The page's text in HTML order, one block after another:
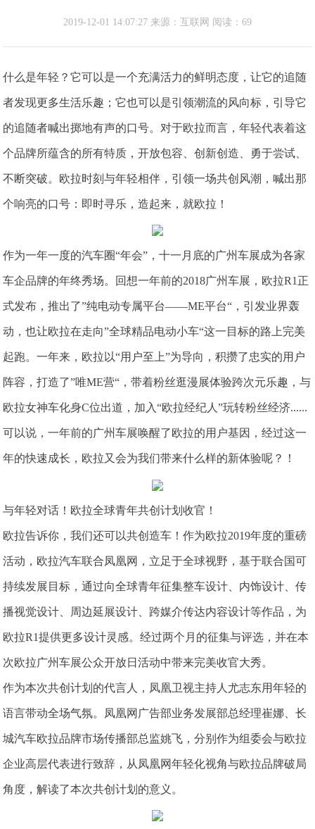
2019-12-01 14:07:27 来源：互联网 阅读：69
什么是年轻？它可以是一个充满活力的鲜明态度，让它的追随
者发现更多生活乐趣；它也可以是引领潮流的风向标，引导它
的追随者喊出掷地有声的口号。对于欧拉而言，年轻代表着这
个品牌所蕴含的所有特质，开放包容、创新创造、勇于尝试、
不断突破。欧拉时刻与年轻相伴，引领一场共创风潮，喊出那
个响亮的口号：即时寻乐，造起来，就欧拉！
作为一年一度的汽车圈“年会”，十一月底的广州车展成为各家
车企品牌的年终秀场。回想一年前的2018广州车展，欧拉R1正
式发布，推出了”纯电动专属平台——ME平台“，引发业界轰
动，也让欧拉在走向”全球精品电动小车“这一目标的路上完美
起跑。一年来，欧拉以“用户至上”为导向，积攒了忠实的用户
阵容，打造了”唯ME营“，带着粉丝逛漫展体验跨次元乐趣，与
欧拉女神车化身C位出道，加入“欧拉经纪人”玩转粉丝经济......
可以说，一年前的广州车展唤醒了欧拉的用户基因，经过这一
年的快速成长，欧拉又会为我们带来什么样的新体验呢？！
与年轻对话！欧拉全球青年共创计划收官！
欧拉告诉你，我们还可以共创造车！作为欧拉2019年度的重磅
活动，欧拉汽车联合凤凰网，立足于全球视野，基于联合国可
持续发展目标，通过向全球青年征集整车设计、内饰设计、传
播视觉设计、周边延展设计、跨媒介传达内容设计等作品，为
欧拉R1提供更多设计灵感。经过两个月的征集与评选，并在本
次欧拉广州车展公众开放日活动中带来完美收官大秀。
作为本次共创计划的代言人，凤凰卫视主持人尤志东用年轻的
语言带动全场气氛。凤凰网广告部业务发展部总经理崔娜、长
城汽车欧拉品牌市场传播部总监姚飞，分别作为组委会与欧拉
企业高层代表进行致辞，从凤凰网年轻化视角与欧拉品牌破局
角度，解读了本次共创计划的意义。